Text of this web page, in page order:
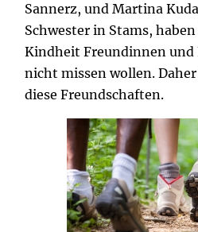
Sannerz, und Martina
Schwester in Stams,
Kindheit Freundinnen und
nicht missen wollen.
diese Freundschaften.